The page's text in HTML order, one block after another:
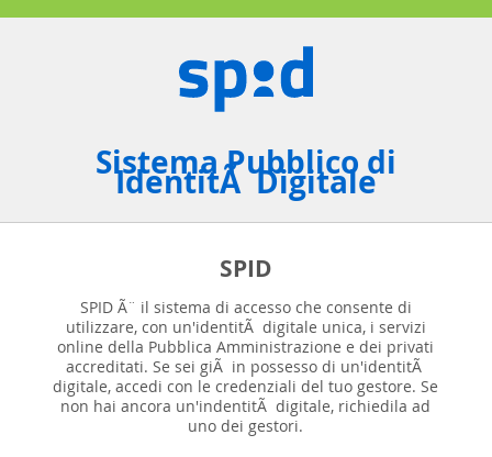
Sistema Pubblico di
IdentitÃ Digitale
SPID
SPID Ã¨ il sistema di accesso che consente di
utilizzare, con un'identitÃ digitale unica, i servizi
online della Pubblica Amministrazione e dei privati
accreditati. Se sei giÃ in possesso di un'identitÃ
digitale, accedi con le credenziali del tuo gestore. Se
non hai ancora un'indentitÃ digitale, richiedila ad
uno dei gestori.